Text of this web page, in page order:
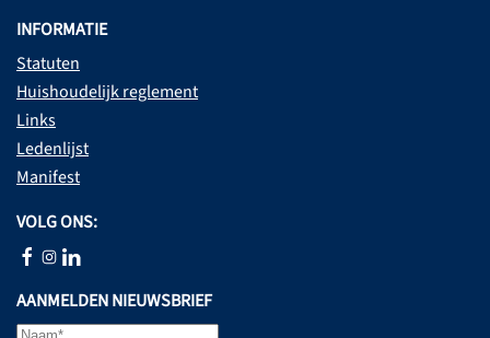
INFORMATIE
Statuten
Huishoudelijk reglement
Links
Ledenlijst
Manifest
VOLG ONS:
AANMELDEN NIEUWSBRIEF